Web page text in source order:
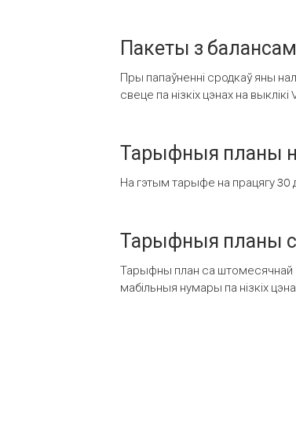
Пакеты з
Пры папаўненні сродкаў яны
свеце па нізкіх цэнах на выклікі
Тарыфныя планы
На гэтым тарыфе на працягу 30
Тарыфныя планы
Тарыфны план са штомесячнай
мабільныя нумары па нізкіх